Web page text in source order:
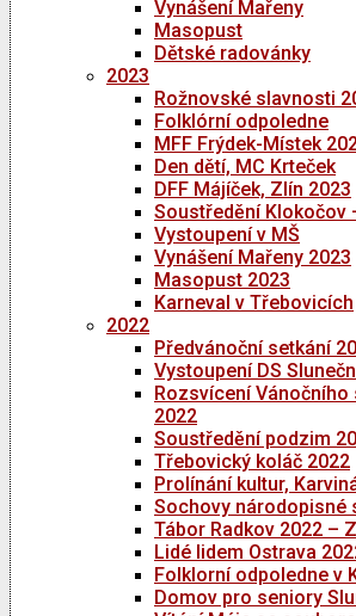
Vynášení Mařeny
Masopust
Dětské radovánky
2023
Rožnovské slavnosti
Folklórní odpoledne
MFF Frýdek-Místek
Den dětí, MC Krteček
DFF Májíček, Zlín 2023
Soustředění Klokočov
Vystoupení v MŠ
Vynášení Mařeny 2023
Masopust 2023
Karneval v Třebovicích
2022
Předvánoční setkání
Vystoupení DS
Rozsvícení
2022
Soustředění podzim
Třebovický koláč 2022
Prolínání kultur,
Sochovy národopisné
Tábor Radkov 2022 –
Lidé lidem Ostrava
Folklorní odpoledne v
Domov pro seniory